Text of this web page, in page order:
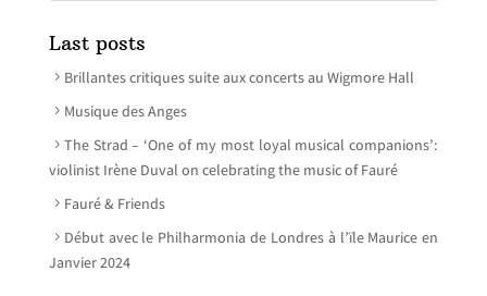
Last posts
Brillantes critiques suite aux concerts au Wigmore Hall
Musique des Anges
The Strad – ‘One of my most loyal musical companions’:
violinist Irène Duval on celebrating the music of Fauré
Fauré & Friends
Début avec le Philharmonia de Londres à l’ïle Maurice en
Janvier 2024